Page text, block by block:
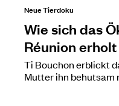
Neue Tierdoku
Wie sich das
Réunion
Ti Bouchon erblickt
Mutter ihn behutsam